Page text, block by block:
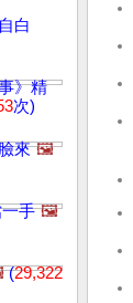
白
》精
次)
來 🖼️
手 🖼️
(29,322